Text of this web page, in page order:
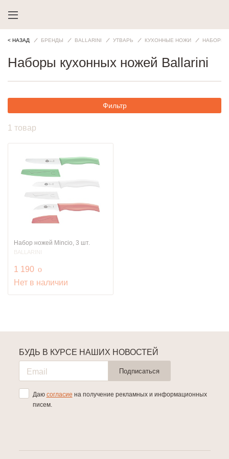
< НАЗАД БРЕНДЫ BALLARINI УТВАРЬ КУХОННЫЕ НОЖИ НАБОРЫ
Наборы кухонных ножей Ballarini
Фильтр
1 товар
Набор ножей Mincio, 3 шт.
BALLARINI
1 190 руб.
o
Нет в наличии
БУДЬ В КУРСЕ НАШИХ НОВОСТЕЙ
Подписаться
Даю согласие на получение рекламных и информационных
писем.